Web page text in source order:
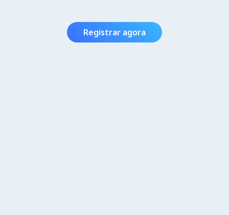
Registrar agora